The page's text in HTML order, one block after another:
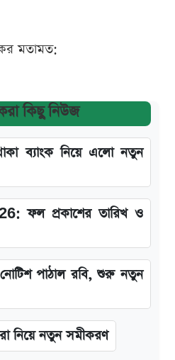
মতামত:
কিছু নিউজ
ব্যাংক নিয়ে এলো নতুন
ফল প্রকাশের তারিখ ও
পাঠাল রবি, শুরু নতুন
নিয়ে নতুন সমীকরণ